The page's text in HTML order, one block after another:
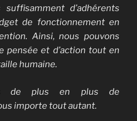
d’adhérents
de fonctionnement en
Ainsi,nous pouvons
pensée et d’action tout en
humaine.
de plus en plus de
importe tout autant.